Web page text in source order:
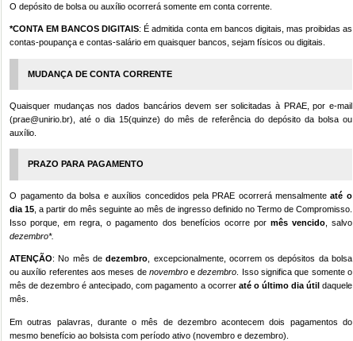
O depósito de bolsa ou auxílio ocorrerá somente em conta corrente.
*CONTA EM BANCOS DIGITAIS: É admitida conta em bancos digitais, mas proibidas as
contas-poupança e contas-salário em quaisquer bancos, sejam físicos ou digitais.
MUDANÇA DE CONTA CORRENTE
Quaisquer mudanças nos dados bancários devem ser solicitadas à PRAE, por e-mail
(prae@unirio.br), até o dia 15(quinze) do mês de referência do depósito da bolsa ou
auxílio.
PRAZO PARA PAGAMENTO
O pagamento da bolsa e auxílios concedidos pela PRAE ocorrerá mensalmenteaté o
dia 15 , a partir do mês seguinte ao mês de ingresso definido no Termo de Compromisso.
Isso porque, em regra, o pagamento dos benefícios ocorre por mês vencido, salvo
dezembro*.
ATENÇÃO: No mês dedezembro , excepcionalmente, ocorrem os depósitos da bolsa
ou auxílio referentes aos meses de novembroedezembro . Isso significa que somente o
mês de dezembro é antecipado, com pagamento a ocorrer até o último dia útil daquele
mês.
Em outras palavras, durante o mês de dezembro acontecem dois pagamentos do
mesmo benefício ao bolsista com período ativo (novembro e dezembro).